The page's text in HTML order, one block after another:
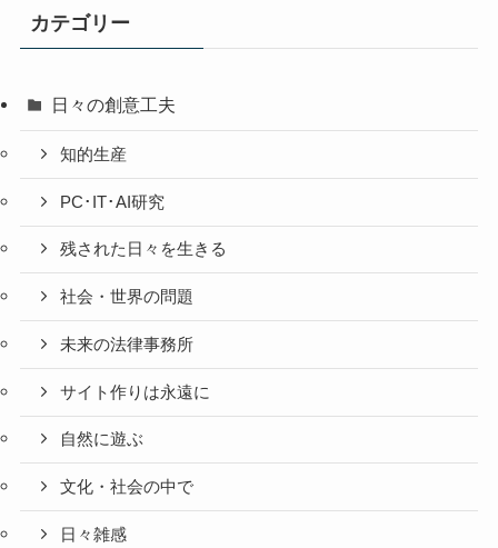
稿
カテゴリー
日々の創意工夫
知的生産
PC･IT･AI研究
残された日々を生きる
社会・世界の問題
未来の法律事務所
サイト作りは永遠に
自然に遊ぶ
文化・社会の中で
日々雑感